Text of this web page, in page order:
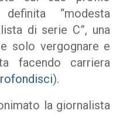
“modesta
di serie C”, una
solo vergognare e
facendo carriera
).
la giornalista